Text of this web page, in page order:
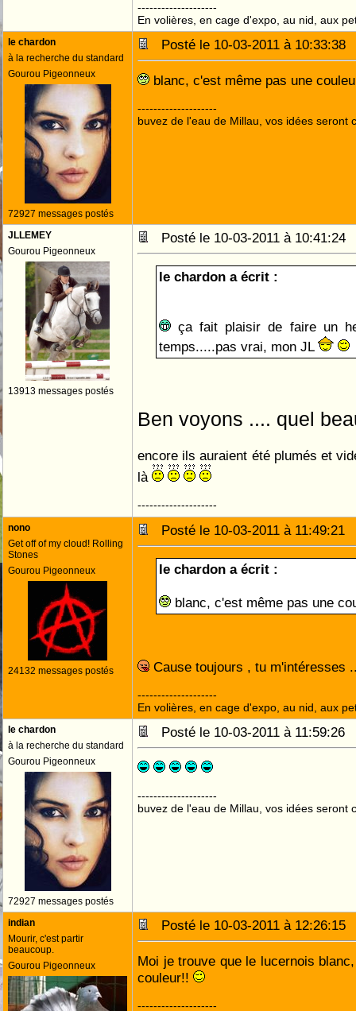
--------------------
En volières, en cage d'expo, au nid, aux
le chardon
à la recherche du standard
Gourou Pigeonneux
72927 messages postés
Posté le 10-03-2011 à
blanc, c'est même pas une
--------------------
buvez de l'eau de Millau, vos idées seront
JLLEMEY
Gourou Pigeonneux
13913 messages postés
Posté le 10-03-2011 à
le chardon a écrit :
ça fait plaisir de faire un
temps.....pas vrai, mon JL
Ben voyons .... quel
encore ils auraient été plumés et
là
--------------------
nono
Get off of my cloud! Rolling
Stones
Gourou Pigeonneux
24132 messages postés
Posté le 10-03-2011 à 11:49:21
le chardon a écrit :
blanc, c'est même pas une
Cause toujours , tu m'intéresses
--------------------
En volières, en cage d'expo, au nid, aux
le chardon
à la recherche du standard
Gourou Pigeonneux
72927 messages postés
Posté le 10-03-2011 à 11:59:26
--------------------
buvez de l'eau de Millau, vos idées seront
indian
Mourir, c'est partir
beaucoup.
Gourou Pigeonneux
Posté le 10-03-2011 à
Moi je trouve que le lucernois
couleur!!
--------------------